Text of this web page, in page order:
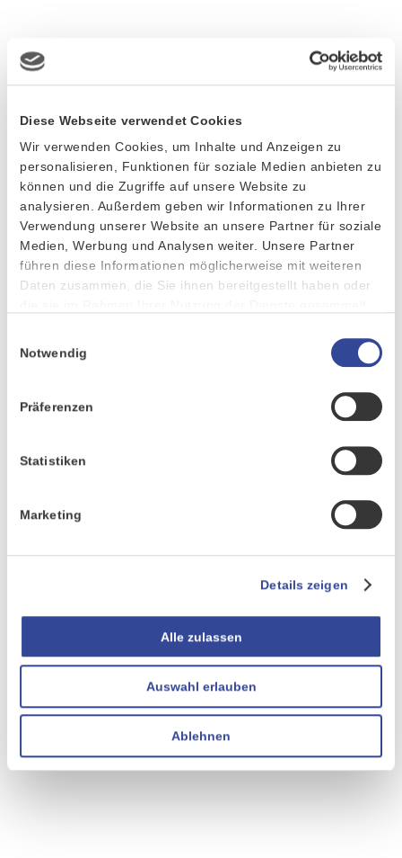
Diese Webseite verwendet Cookies
Wir verwenden Cookies, um Inhalte und Anzeigen zu
personalisieren, Funktionen für soziale Medien anbieten zu
können und die Zugriffe auf unsere Website zu
analysieren. Außerdem geben wir Informationen zu Ihrer
Verwendung unserer Website an unsere Partner für soziale
Medien, Werbung und Analysen weiter. Unsere Partner
führen diese Informationen möglicherweise mit weiteren
Daten zusammen, die Sie ihnen bereitgestellt haben oder
Notwendig
Präferenzen
Statistiken
Marketing
Details zeigen
Alle zulassen
Auswahl erlauben
Ablehnen